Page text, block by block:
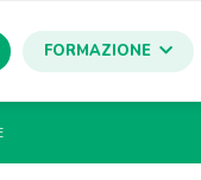
FORMAZIONE